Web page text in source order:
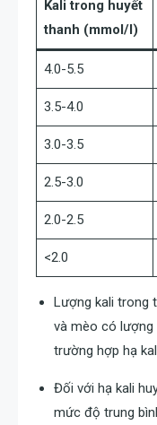
Kali trong huyết
thanh (mmol/l)
4.0-5.5
3.5-4.0
3.0-3.5
2.5-3.0
2.0-2.5
<2.0
Lượng kali trong
và mèo có lượng
trường hợp hạ
Đối với hạ kali
mức độ trung